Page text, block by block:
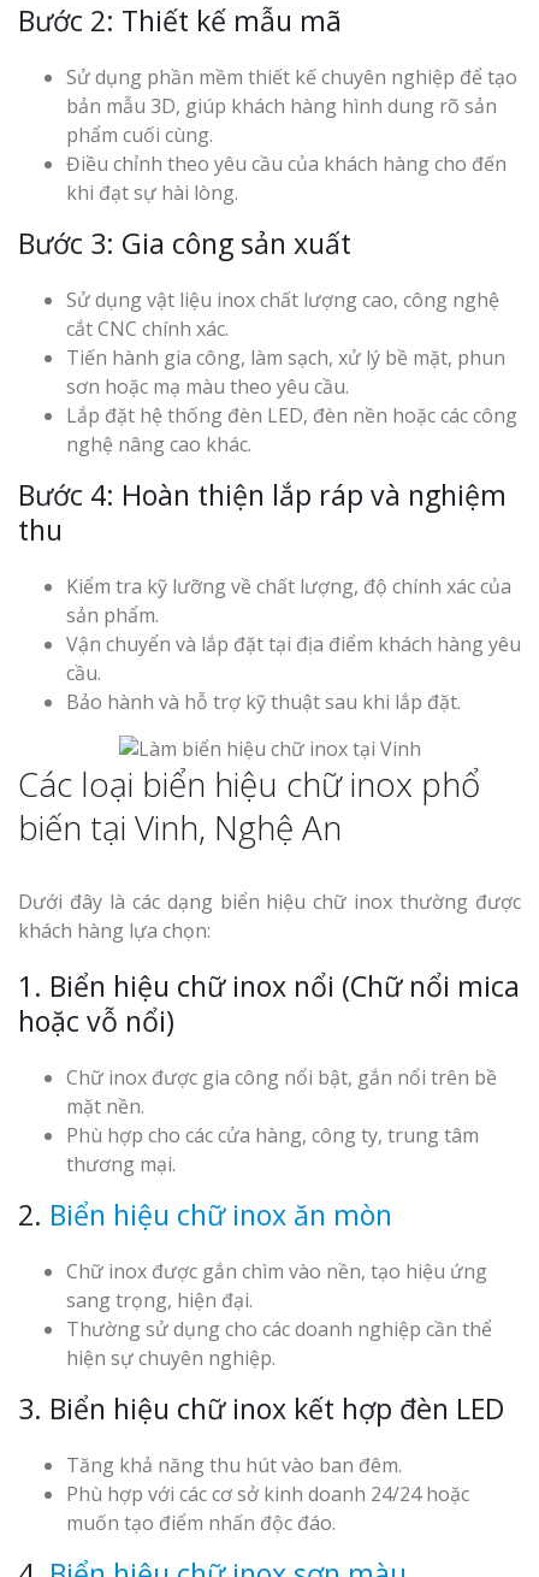
Bước 2: Thiết kế mẫu mã
Sử dụng phần mềm thiết kế chuyên nghiệp để tạo
bản mẫu 3D, giúp khách hàng hình dung rõ sản
phẩm cuối cùng.
Điều chỉnh theo yêu cầu của khách hàng cho đến
khi đạt sự hài lòng.
Bước 3: Gia công sản xuất
Sử dụng vật liệu inox chất lượng cao, công nghệ
cắt CNC chính xác.
Tiến hành gia công, làm sạch, xử lý bề mặt, phun
sơn hoặc mạ màu theo yêu cầu.
Lắp đặt hệ thống đèn LED, đèn nền hoặc các công
nghệ nâng cao khác.
Bước 4: Hoàn thiện lắp ráp và nghiệm
thu
Kiểm tra kỹ lưỡng về chất lượng, độ chính xác của
sản phẩm.
Vận chuyển và lắp đặt tại địa điểm khách hàng yêu
cầu.
Bảo hành và hỗ trợ kỹ thuật sau khi lắp đặt.
Các loại biển hiệu chữ inox phổ
biến tại Vinh, Nghệ An
Dưới đây là các dạng biển hiệu chữ inox thường được
khách hàng lựa chọn:
1. Biển hiệu chữ inox nổi (Chữ nổi mica
hoặc vỗ nổi)
Chữ inox được gia công nổi bật, gắn nổi trên bề
mặt nền.
Phù hợp cho các cửa hàng, công ty, trung tâm
thương mại.
2. Biển hiệu chữ inox ăn mòn
Chữ inox được gắn chìm vào nền, tạo hiệu ứng
sang trọng, hiện đại.
Thường sử dụng cho các doanh nghiệp cần thể
hiện sự chuyên nghiệp.
3. Biển hiệu chữ inox kết hợp đèn LED
Tăng khả năng thu hút vào ban đêm.
Phù hợp với các cơ sở kinh doanh 24/24 hoặc
muốn tạo điểm nhấn độc đáo.